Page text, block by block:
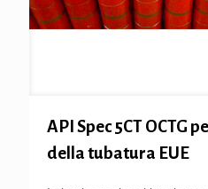
API Spec 5CT OCTG
della tubatura EUE